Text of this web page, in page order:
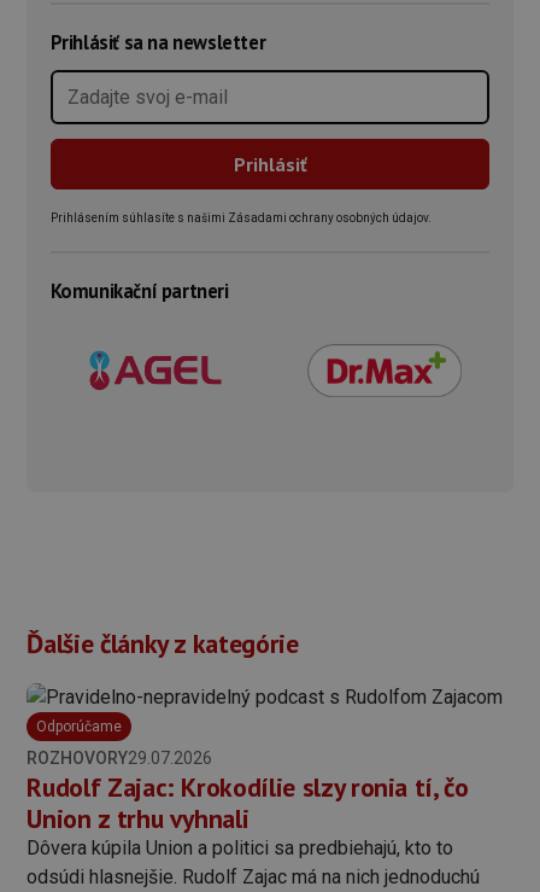
Prihlásiť sa na newsletter
Prihlásením súhlasíte s našimi Zásadami ochrany osobných údajov.
Komunikační partneri
Ďalšie články z kategórie
Odporúčame
ROZHOVORY29.07.2026
Rudolf Zajac: Krokodílie slzy ronia tí, čo
Union z trhu vyhnali
Dôvera kúpila Union a politici sa predbiehajú, kto to
odsúdi hlasnejšie. Rudolf Zajac má na nich jednoduchú